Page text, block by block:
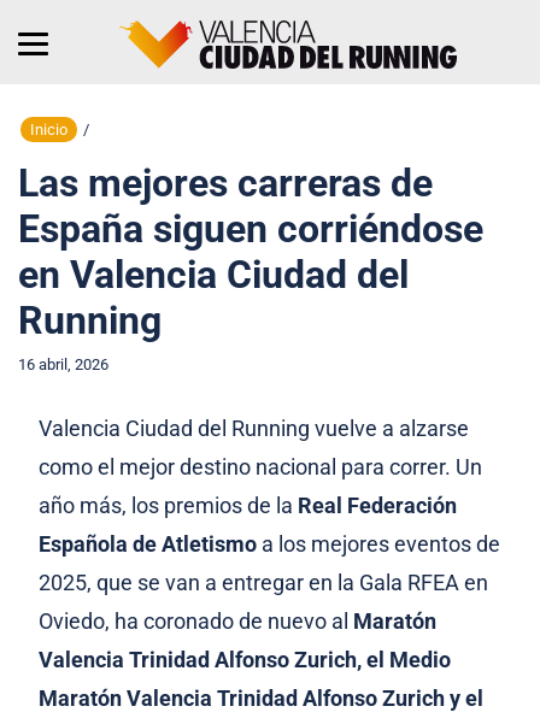
Inicio /
Las mejores carreras de
España siguen corriéndose
en Valencia Ciudad del
Running
16 abril, 2026
Valencia Ciudad del Running vuelve a alzarse
como el mejor destino nacional para correr. Un
año más, los premios de la Real Federación
Española de Atletismo a los mejores eventos de
2025, que se van a entregar en la Gala RFEA en
Oviedo, ha coronado de nuevo al Maratón
Valencia Trinidad Alfonso Zurich, el Medio
Maratón Valencia Trinidad Alfonso Zurich y el